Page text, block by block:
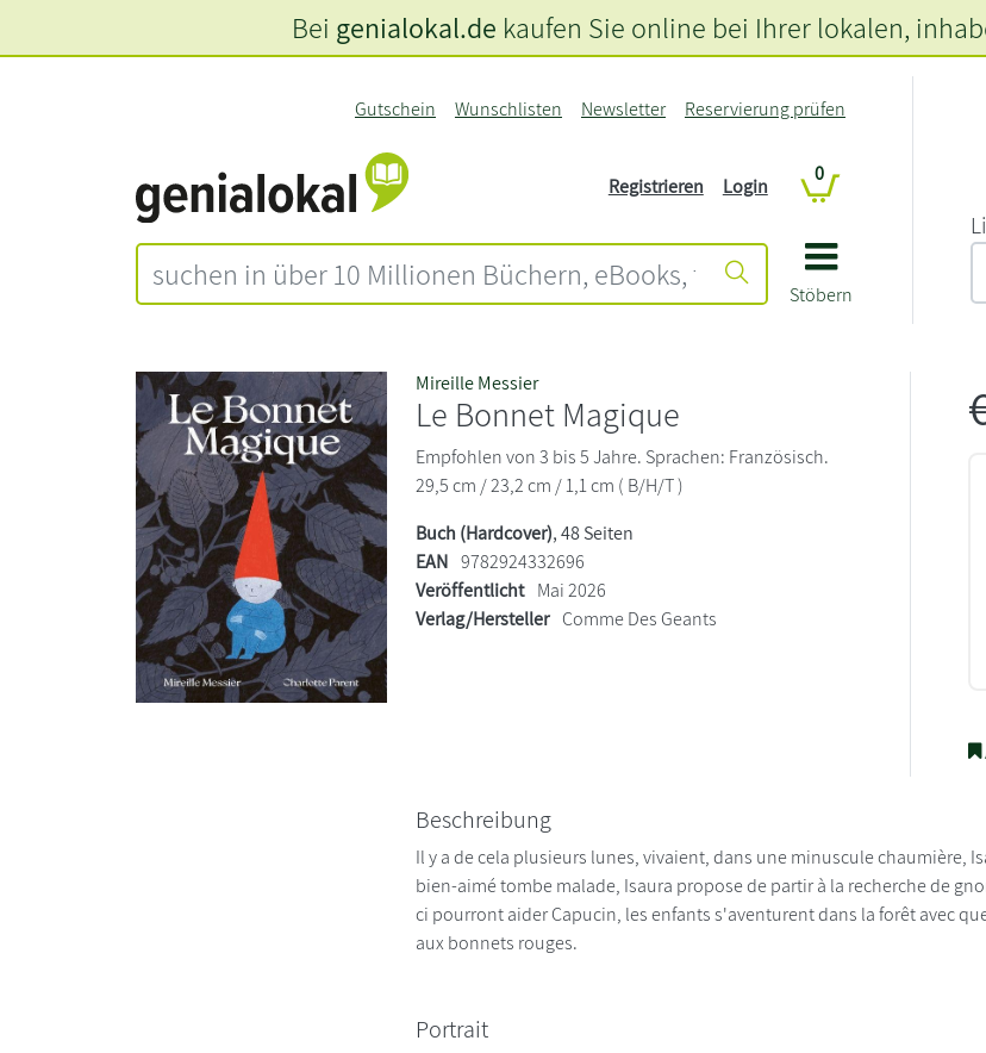
Stöbern
Gutschein Wunschlisten Newsletter Reservierung prüfen
Registrieren Login
0
Bei genialokal.de kaufen Sie online bei Ihrer lokalen,
Mireille Messier
Le Bonnet Magique
Empfohlen von 3 bis 5 Jahre. Sprachen: Französisch.
29,5 cm / 23,2 cm / 1,1 cm ( B/H/T )
Buch (Hardcover), 48 Seiten
EAN 9782924332696
Veröffentlicht Mai 2026
Verlag/Hersteller Comme Des Geants
Beschreibung
Il y a de cela plusieurs lunes, vivaient, dans une minuscule chaumière,
bien-aimé tombe malade, Isaura propose de partir à la recherche de
ci pourront aider Capucin, les enfants s'aventurent dans la forêt avec
aux bonnets rouges.
Portrait